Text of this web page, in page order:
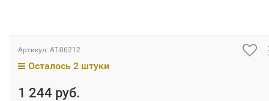
Артикул: AT-06212
Осталось 2 штуки
1 244 руб.